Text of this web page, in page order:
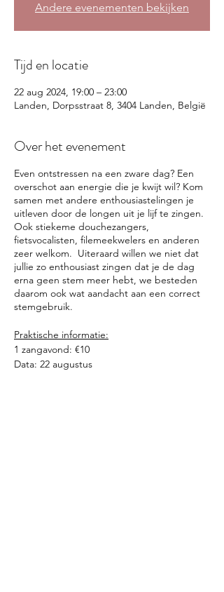
Andere evenementen bekijken
Tijd en locatie
22 aug 2024, 19:00 – 23:00
Landen, Dorpsstraat 8, 3404 Landen, België
Over het evenement
Even ontstressen na een zware dag? Een
overschot aan energie die je kwijt wil? Kom
samen met andere enthousiastelingen je
uitleven door de longen uit je lijf te zingen.
Ook stiekeme douchezangers,
fietsvocalisten, filemeekwelers en anderen
zeer welkom. Uiteraard willen we niet dat
jullie zo enthousiast zingen dat je de dag
erna geen stem meer hebt, we besteden
daarom ook wat aandacht aan een correct
stemgebruik.
Praktische informatie:
1 zangavond: €10
Data: 22 augustus